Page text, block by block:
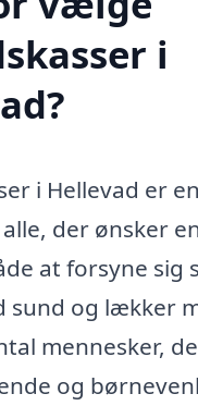
i
i Hellevad er
der ønsker
at forsyne sig
sund og lækker
mennesker,
og